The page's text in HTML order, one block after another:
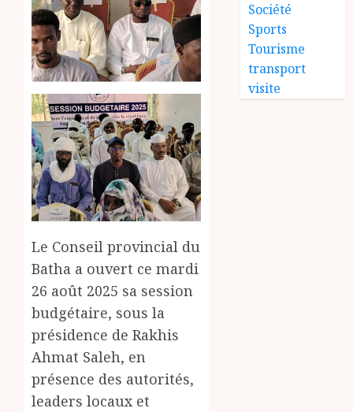
Le Conseil provincial du
Batha a ouvert ce mardi
26 août 2025 sa session
budgétaire, sous la
présidence de Rakhis
Ahmat Saleh, en
présence des autorités,
leaders locaux et
Société
Sports
Tourisme
transport
visite